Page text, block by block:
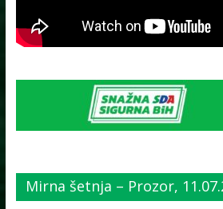
Mirna šetnja – Prozor,